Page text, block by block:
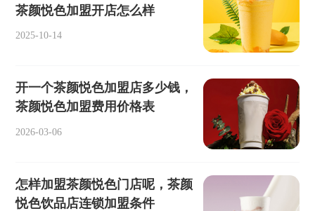
茶颜悦色加盟开店怎么样
2025-10-14
开一个茶颜悦色加盟店多少钱，
茶颜悦色加盟费用价格表
2026-03-06
怎样加盟茶颜悦色门店呢，茶颜
悦色饮品店连锁加盟条件